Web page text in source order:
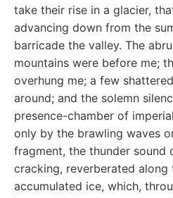
take their rise in a glacier,
advancing down from the
barricade the valley. The
mountains were before me;
overhung me; a few
around; and the solemn
presence-chamber of
only by the brawling waves
fragment, the thunder sound
cracking, reverberated
accumulated ice, which,